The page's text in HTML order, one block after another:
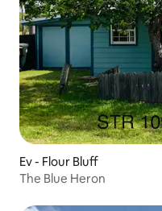
Ev - Flour Bluff
The Blue Heron